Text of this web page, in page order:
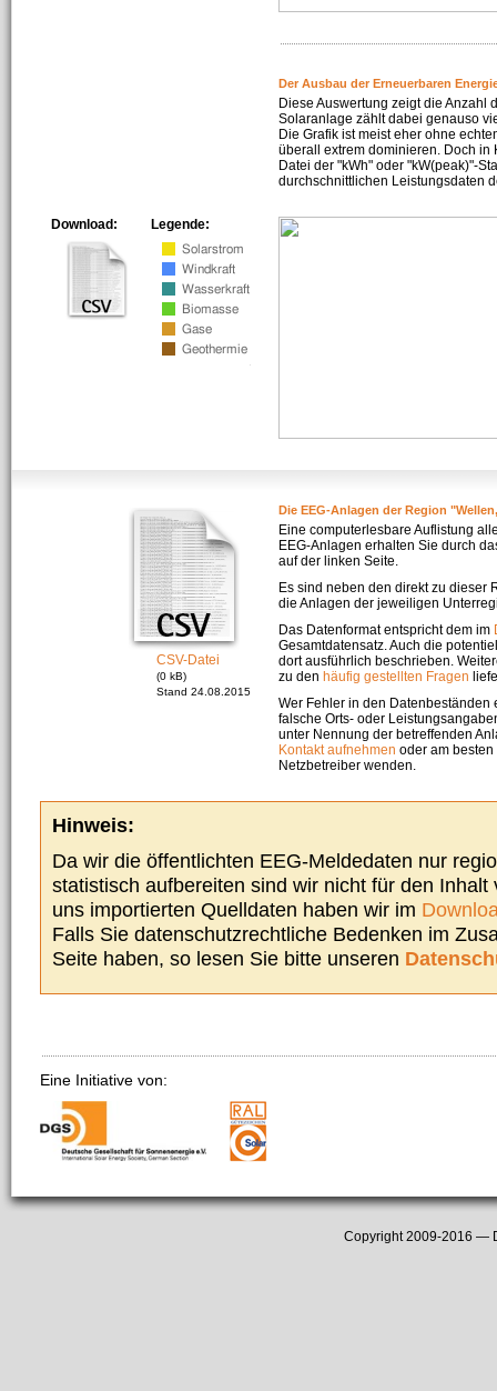
Der Ausbau der Erneuerbaren
Diese Auswertung zeigt die Anzahl
Solaranlage zählt dabei genauso
Die Grafik ist meist eher ohne
überall extrem dominieren. Doch in
Datei der "kWh" oder "kW(peak)"-
durchschnittlichen Leistungsdaten
Legende:
Download:
CSV-Datei
(0 kB)
Stand 24.08.2015
Die EEG-Anlagen der Region
Eine computerlesbare Auflistung
EEG-Anlagen erhalten Sie durch
auf der linken Seite.
Es sind neben den direkt zu dieser
die Anlagen der jeweiligen
Das Datenformat entspricht dem im
Gesamtdatensatz. Auch die
dort ausführlich beschrieben.
zu den häufig gestellten Fragen
Wer Fehler in den Datenbeständen
falsche Orts- oder
unter Nennung der betreffenden
Kontakt aufnehmen oder am
Netzbetreiber wenden.
Hinweis:
Da wir die öffentlichten EEG-Meldedaten nur
statistisch aufbereiten sind wir nicht für den Inhalt
uns importierten Quelldaten haben wir im
Falls Sie datenschutzrechtliche Bedenken im
Seite haben, so lesen Sie bitte unseren
Eine Initiative von:
Copyright 2009-2016 —